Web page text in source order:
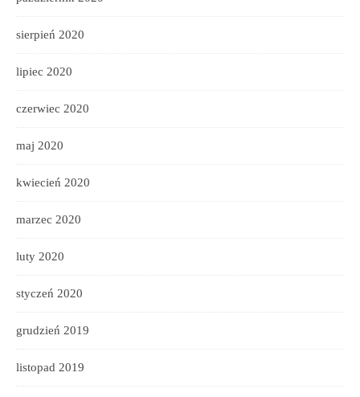
sierpień 2020
lipiec 2020
czerwiec 2020
maj 2020
kwiecień 2020
marzec 2020
luty 2020
styczeń 2020
grudzień 2019
listopad 2019